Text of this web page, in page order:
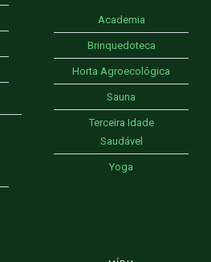
Academia
Brinquedoteca
Horta Agroecológica
Sauna
Terceira Idade
Saudável
Yoga